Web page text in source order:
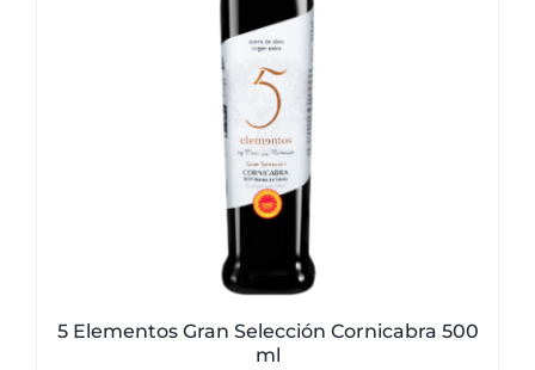
5 Elementos Gran Selección Cornicabra 500
ml